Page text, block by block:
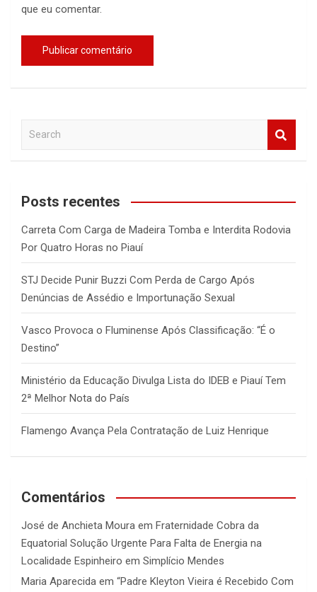
que eu comentar.
a
c
Posts recentes
Carreta Com Carga de Madeira Tomba e Interdita Rodovia
Por Quatro Horas no Piauí
STJ Decide Punir Buzzi Com Perda de Cargo Após
Denúncias de Assédio e Importunação Sexual
Vasco Provoca o Fluminense Após Classificação: “É o
Destino”
Ministério da Educação Divulga Lista do IDEB e Piauí Tem
2ª Melhor Nota do País
Flamengo Avança Pela Contratação de Luiz Henrique
Comentários
José de Anchieta Moura em Fraternidade Cobra da
Equatorial Solução Urgente Para Falta de Energia na
Localidade Espinheiro em Simplício Mendes
Maria Aparecida em “Padre Kleyton Vieira é Recebido Com